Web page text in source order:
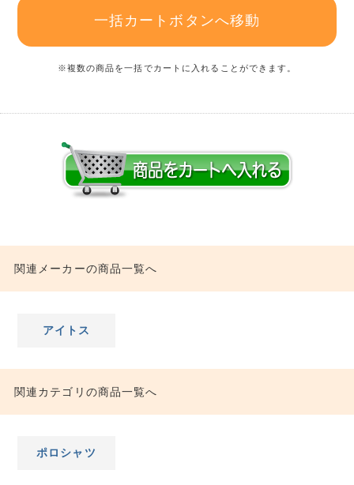
一括カートボタンへ移動
※複数の商品を一括でカートに入れることができます。
関連メーカーの商品一覧へ
アイトス
関連カテゴリの商品一覧へ
ポロシャツ